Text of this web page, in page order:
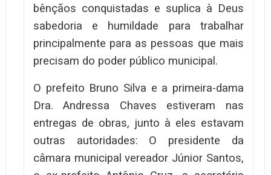
bênçãos conquistadas e suplica à Deus
sabedoria e humildade para trabalhar
principalmente para as pessoas que mais
precisam do poder público municipal.
O prefeito Bruno Silva e a primeira-dama
Dra. Andressa Chaves estiveram nas
entregas de obras, junto à eles estavam
outras autoridades: O presidente da
câmara municipal vereador Júnior Santos,